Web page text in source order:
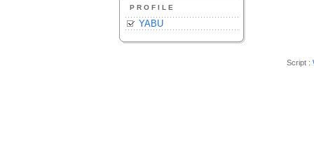
PROFILE
YABU
Script :